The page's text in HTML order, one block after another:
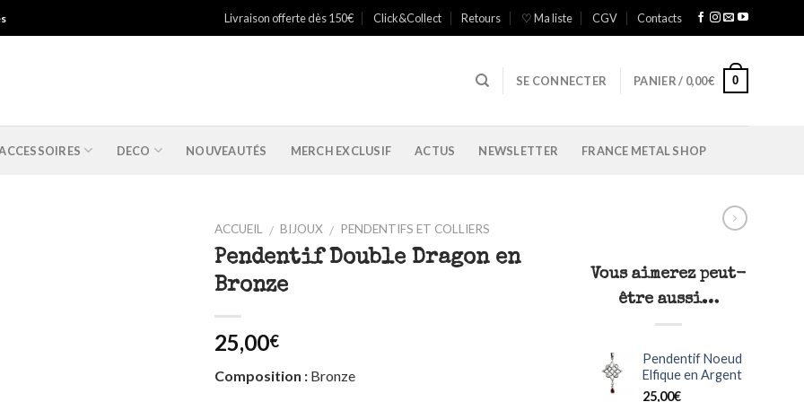
Livraison offerte dès 150€ Click&Collect Retours ♡ Ma liste CGV Contacts
SE CONNECTER PANIER / 0,00€ 0
DECO NOUVEAUTÉS MERCH EXCLUSIF ACTUS NEWSLETTER FRANCE METAL SHOP
ACCUEIL / BIJOUX / PENDENTIFS ET COLLIERS
Pendentif Double Dragon en
Bronze
25,00€
Composition : Bronze
Vous aimerez peut-
être aussi…
Pendentif Noeud
Elfique en Argent
25,00€